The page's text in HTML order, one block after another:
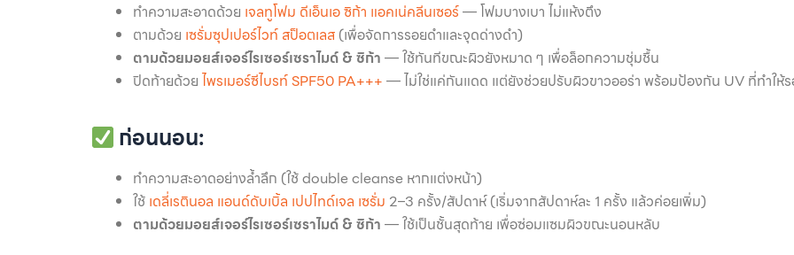
ทำความสะอาดด้วย เจลทูโฟม ดีเอ็นเอ ซิก้า แอคเน่คลีนเซอร์— โฟมบางเบา ไม่แห้งตึง
ตามด้วย เซรั่มซุปเปอร์ไวท์ สป็อตเลส (เพื่อจัดการรอยดำและจุดด่างดำ)
ตามด้วยมอยส์เจอร์ไรเซอร์เซราไมด์ & ซิก้า — ใช้ทันทีขณะผิวยังหมาด ๆ เพื่อล็อกความชุ่มชื้น
ปิดท้ายด้วย ไพรเมอร์ซีไบรท์ SPF50 PA+++ — ไม่ใช่แค่กันแดด แต่ยังช่วยปรับผิวขาวออร่า พร้อมป้องกัน UV ที่ทำให้
ก่อนนอน:
ทำความสะอาดอย่างล้ำลึก (ใช้ double cleanse หากแต่งหน้า)
ใช้ เดลี่เรตินอล แอนด์ดับเบิ้ล เปปไทด์เจล เซรั่ม 2–3 ครั้ง/สัปดาห์ (เริ่มจากสัปดาห์ละ 1 ครั้ง แล้วค่อยเพิ่ม)
ตามด้วยมอยส์เจอร์ไรเซอร์เซราไมด์ & ซิก้า — ใช้เป็นชั้นสุดท้าย เพื่อซ่อมแซมผิวขณะนอนหลับ